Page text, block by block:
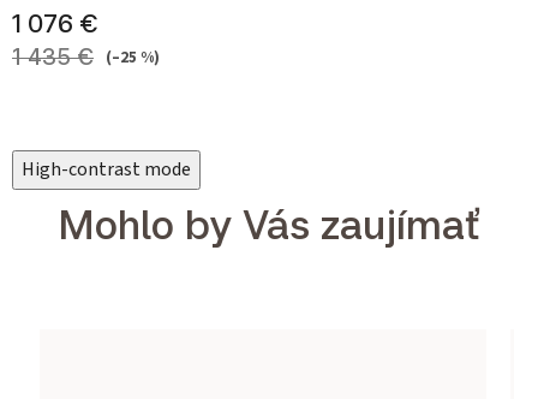
1 076 €
1 435 € (–25 %)
High-contrast mode
Mohlo by Vás zaujímať